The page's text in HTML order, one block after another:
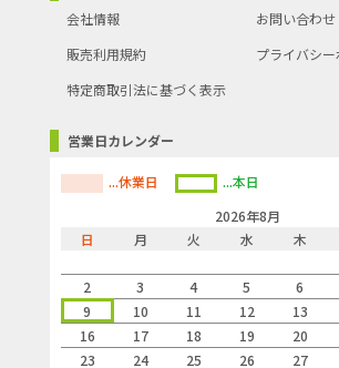
会社情報
お問い合わせ
販売利用規約
プライバシ
特定商取引法に基づく表示
営業日カレンダー
...休業日
...本日
2026年8月
日
月 火 水 木
2
3 4 5 6
9
10 11 12 13
16
17 18 19 20
23
24 25 26 27